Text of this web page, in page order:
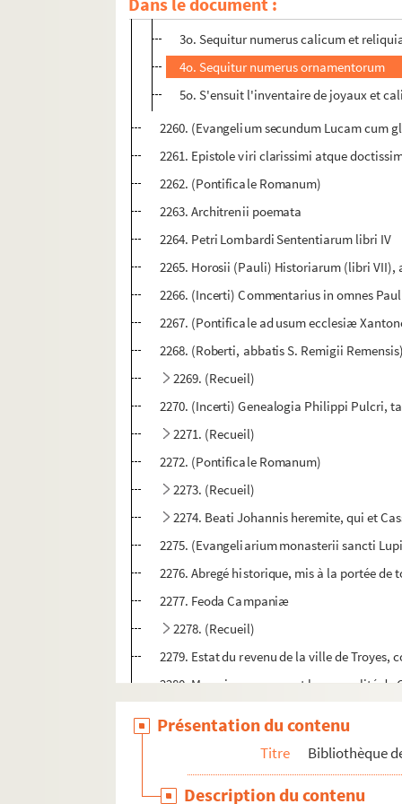
2o. Sequitur numerus librorum
3o. Sequitur numerus calicum et
4o. Sequitur numerus ornamentorum
5o. S'ensuit l'inventaire de joyaux et
2260. (Evangelium secundum Lucam cum
2261. Epistole viri clarissimi atque
2262. (Pontificale Romanum)
2263. Architrenii poemata
2264. Petri Lombardi Sententiarum libri IV
2265. Horosii (Pauli) Historiarum (libri VII),
2266. (Incerti) Commentarius in omnes
2267. (Pontificale ad usum ecclesiæ
2268. (Roberti, abbatis S. Remigii
2269. (Recueil)
2270. (Incerti) Genealogia Philippi Pulcri,
2271. (Recueil)
2272. (Pontificale Romanum)
2273. (Recueil)
2274. Beati Johannis heremite, qui et
2275. (Evangeliarium monasterii sancti
2276. Abregé historique, mis à la portée
2277. Feoda Campaniæ
2278. (Recueil)
2279. Estat du revenu de la ville de Troyes,
2280. Memoire concernant la generalité de
2284. (Cartulare monasterii de Paracleto)
Présentation du contenu
Titre Bibliothèque
Description du contenu